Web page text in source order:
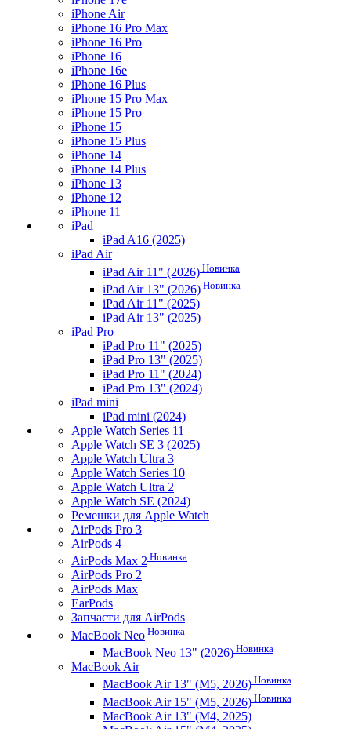
iPhone Air
iPhone 16 Pro Max
iPhone 16 Pro
iPhone 16
iPhone 16e
iPhone 16 Plus
iPhone 15 Pro Max
iPhone 15 Pro
iPhone 15
iPhone 15 Plus
iPhone 14
iPhone 14 Plus
iPhone 13
iPhone 12
iPhone 11
iPad
iPad A16 (2025)
iPad Air
iPad Air 11" (2026) Новинка
iPad Air 13" (2026) Новинка
iPad Air 11" (2025)
iPad Air 13" (2025)
iPad Pro
iPad Pro 11" (2025)
iPad Pro 13" (2025)
iPad Pro 11" (2024)
iPad Pro 13" (2024)
iPad mini
iPad mini (2024)
Apple Watch Series 11
Apple Watch SE 3 (2025)
Apple Watch Ultra 3
Apple Watch Series 10
Apple Watch Ultra 2
Apple Watch SE (2024)
Ремешки для Apple Watch
AirPods Pro 3
AirPods 4
AirPods Max 2 Новинка
AirPods Pro 2
AirPods Max
EarPods
Запчасти для AirPods
MacBook Neo Новинка
MacBook Neo 13" (2026) Новинка
MacBook Air
MacBook Air 13" (M5, 2026) Новинка
MacBook Air 15" (M5, 2026) Новинка
MacBook Air 13" (M4, 2025)